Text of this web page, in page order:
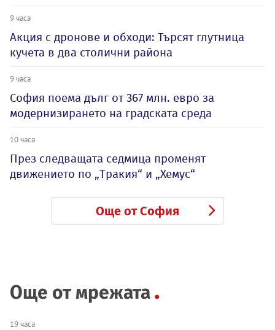
9 часа
Акция с дронове и обходи: Търсят глутница
кучета в два столични района
9 часа
София поема дълг от 367 млн. евро за
модернизирането на градската среда
10 часа
През следващата седмица променят
движението по „Тракия“ и „Хемус“
Още от София
Още от мрежата
19 часа